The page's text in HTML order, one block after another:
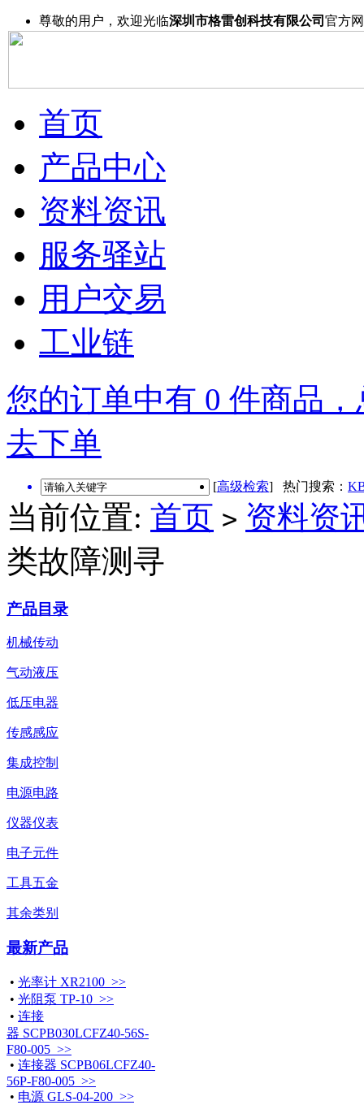
尊敬的用户，欢迎光临深圳市格雷创科技有限公司 官方
首页
产品中心
资料资讯
服务驿站
用户交易
工业链
您的订单中有 0 件商品
去下单
[高级检索] 热门搜索：
当前位置: 首页 > 资料资
类故障测寻
产品目录
机械传动
气动液压
低压电器
传感感应
集成控制
电源电路
仪器仪表
电子元件
工具五金
其余类别
最新产品
• 光率计 XR2100 >>
• 光阻泵 TP-10 >>
• 连接
器 SCPB030LCFZ40-56S-
F80-005 >>
• 连接器 SCPB06LCFZ40-
56P-F80-005 >>
• 电源 GLS-04-200 >>